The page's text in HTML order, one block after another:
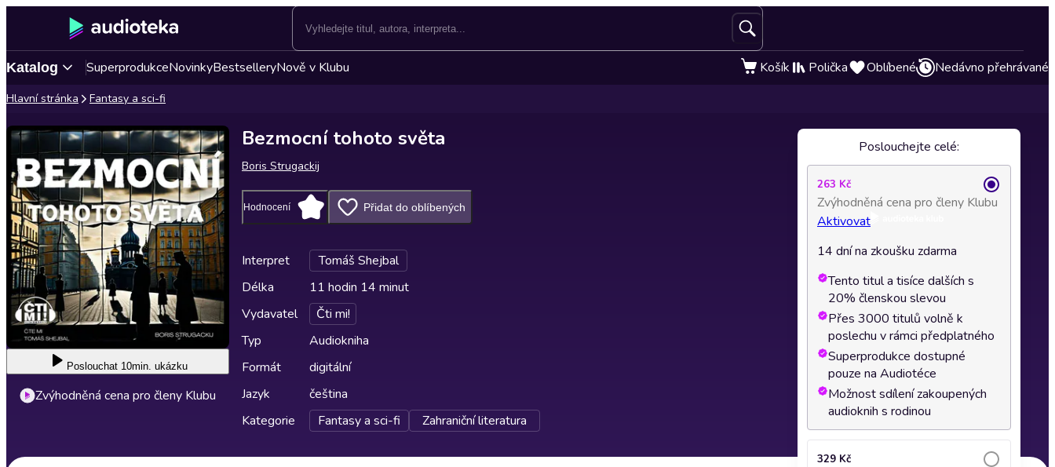
Katalog SuperprodukceNovinkyBestselleryNově v Klubu Košík Polička Oblíbené Nedávno přehrávané
Hlavní stránka Fantasy a sci-fi
Poslouchat 10min. ukázku
Zvýhodněná cena pro členy Klubu
Bezmocní tohoto světa
Boris Strugackij
Hodnocení Přidat do oblíbených
Interpret
Tomáš Shejbal
Délka
11 hodin 14 minut
Vydavatel
Čti mi!
Typ
Audiokniha
Formát
digitální
Jazyk
čeština
Kategorie
Fantasy a sci-fi Zahraniční literatura
Poslouchejte celé:
263 Kč
Zvýhodněná cena pro členy Klubu
Aktivovat
14 dní na zkoušku zdarma
Tento titul a tisíce dalších s
20% členskou slevou
Přes 3000 titulů volně k
poslechu v rámci předplatného
Superprodukce dostupné
pouze na Audiotéce
Možnost sdílení zakoupených
audioknih s rodinou
329 Kč